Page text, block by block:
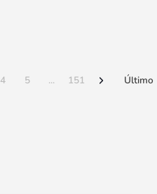
4 5 ... 151 Último